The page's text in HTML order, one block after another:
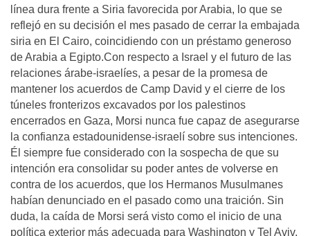
línea dura frente a Siria favorecida por Arabia, lo que se
reflejó en su decisión el mes pasado de cerrar la embajada
siria en El Cairo, coincidiendo con un préstamo generoso
de Arabia a Egipto.Con respecto a Israel y el futuro de las
relaciones árabe-israelíes, a pesar de la promesa de
mantener los acuerdos de Camp David y el cierre de los
túneles fronterizos excavados por los palestinos
encerrados en Gaza, Morsi nunca fue capaz de asegurarse
la confianza estadounidense-israelí sobre sus intenciones.
Él siempre fue considerado con la sospecha de que su
intención era consolidar su poder antes de volverse en
contra de los acuerdos, que los Hermanos Musulmanes
habían denunciado en el pasado como una traición. Sin
duda, la caída de Morsi será visto como el inicio de una
política exterior más adecuada para Washington y Tel Aviv,